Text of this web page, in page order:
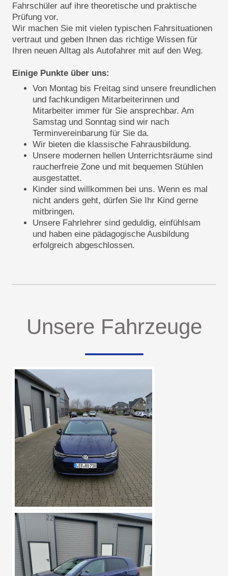
Fahrschüler auf ihre theoretische und praktische
Prüfung vor.
Wir machen Sie mit vielen typischen Fahrsituationen
vertraut und geben Ihnen das richtige Wissen für
Ihren neuen Alltag als Autofahrer mit auf den Weg.
Einige Punkte über uns:
Von Montag bis Freitag sind unsere freundlichen
und fachkundigen Mitarbeiterinnen und
Mitarbeiter immer für Sie ansprechbar. Am
Samstag und Sonntag sind wir nach
Terminvereinbarung für Sie da.
Wir bieten die klassische Fahrausbildung.
Unsere modernen hellen Unterrichtsräume sind
raucherfreie Zone und mit bequemen Stühlen
ausgestattet.
Kinder sind willkommen bei uns. Wenn es mal
nicht anders geht, dürfen Sie Ihr Kind gerne
mitbringen.
Unsere Fahrlehrer sind geduldig, einfühlsam
und haben eine pädagogische Ausbildung
erfolgreich abgeschlossen.
Unsere Fahrzeuge